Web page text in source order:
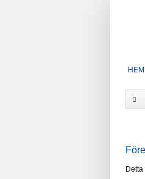
HEM